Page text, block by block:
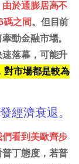
於通膨居高不
碼之間。但目前
動金融市場。
落幕，可能升
對市場都是較為
經濟衰退。
看到美歐齊步
丁態度，若普